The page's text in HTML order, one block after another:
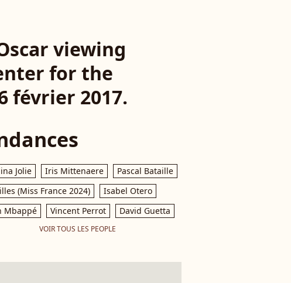
viewing
for the
février 2017.
Jolie Iris Mittenaere
Pascal Bataille
(Miss France 2024)
Isabel Otero
Mbappé
Vincent Perrot David Guetta
VOIR TOUS LES PEOPLE